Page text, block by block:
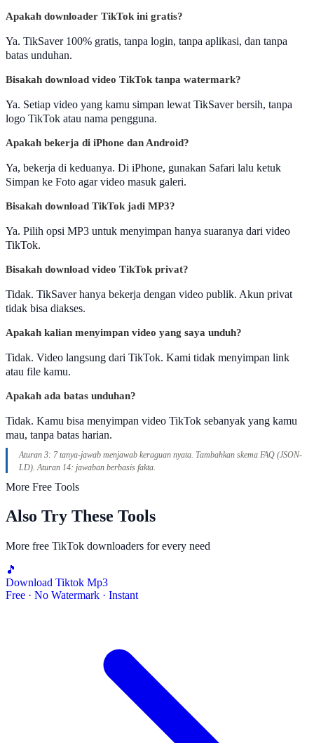
Apakah downloader TikTok ini gratis?
Ya. TikSaver 100% gratis, tanpa login, tanpa aplikasi, dan tanpa
batas unduhan.
Bisakah download video TikTok tanpa watermark?
Ya. Setiap video yang kamu simpan lewat TikSaver bersih, tanpa
logo TikTok atau nama pengguna.
Apakah bekerja di iPhone dan Android?
Ya, bekerja di keduanya. Di iPhone, gunakan Safari lalu ketuk
Simpan ke Foto agar video masuk galeri.
Bisakah download TikTok jadi MP3?
Ya. Pilih opsi MP3 untuk menyimpan hanya suaranya dari video
TikTok.
Bisakah download video TikTok privat?
Tidak. TikSaver hanya bekerja dengan video publik. Akun privat
tidak bisa diakses.
Apakah kalian menyimpan video yang saya unduh?
Tidak. Video langsung dari TikTok. Kami tidak menyimpan link
atau file kamu.
Apakah ada batas unduhan?
Tidak. Kamu bisa menyimpan video TikTok sebanyak yang kamu
mau, tanpa batas harian.
Aturan 3: 7 tanya-jawab menjawab keraguan nyata. Tambahkan skema FAQ (JSON-
LD). Aturan 14: jawaban berbasis fakta.
More Free Tools
Also Try These Tools
More free TikTok downloaders for every need
🎵
Download Tiktok Mp3
Free · No Watermark · Instant